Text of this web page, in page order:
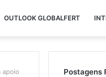
OUTLOOK GLOBALFERT
apoio
Postagens